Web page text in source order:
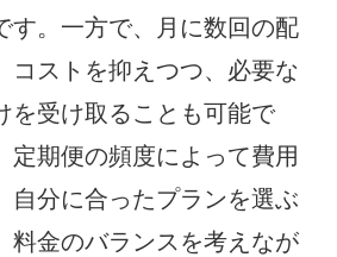
す。一方で、月に数回の配
コストを抑えつつ、必要な
を受け取ることも可能で
定期便の頻度によって費用
自分に合ったプランを選ぶ
料金のバランスを考えなが